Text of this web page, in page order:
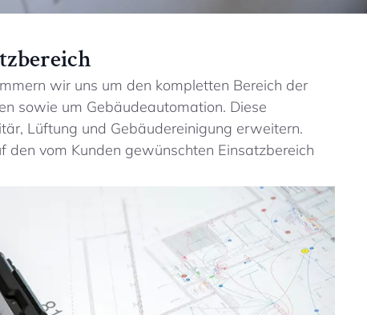
wir uns um den kompletten Bereich der
sowie um Gebäudeautomation. Diese
Lüftung und Gebäudereinigung erweitern.
vom Kunden gewünschten Einsatzbereich